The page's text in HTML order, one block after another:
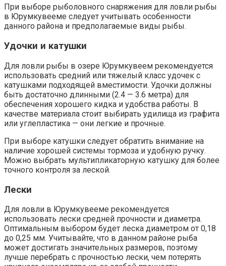
При выборе рыболовного снаряжения для ловли рыбы
в Юрумкувееме следует учитывать особенности
данного района и предполагаемые виды рыбы.
Удочки и катушки
Для ловли рыбы в озере Юрумкувеем рекомендуется
использовать средний или тяжелый класс удочек с
катушками подходящей вместимости. Удочки должны
быть достаточно длинными (2.4 — 3.6 метра) для
обеспечения хорошего кидка и удобства работы. В
качестве материала стоит выбирать удилища из графита
или углепластика — они легкие и прочные.
При выборе катушки следует обратить внимание на
наличие хорошей системы тормоза и удобную ручку.
Можно выбрать мультипликаторную катушку для более
точного контроля за леской.
Лески
Для ловли в Юрумкувееме рекомендуется
использовать лески средней прочности и диаметра.
Оптимальным выбором будет леска диаметром от 0,18
до 0,25 мм. Учитывайте, что в данном районе рыба
может достигать значительных размеров, поэтому
лучше перебрать с прочностью лески, чем потерять